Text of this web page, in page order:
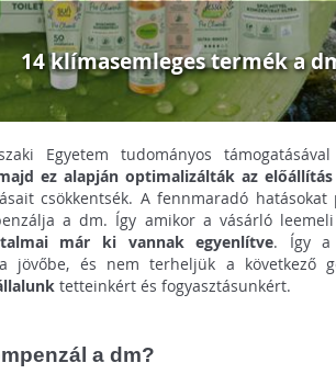
14 klímasemleges termék a
Egyetem tudományos
ez alapján optimalizálták az
csökkentsék. A fennmaradó
a dm. Így amikor a vásárló
már ki vannak egyenlítve. Így a
jövőbe, és nem terheljük a következő
tetteinkért és fogyasztásunkért.
a dm?